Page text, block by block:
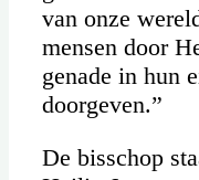
van onze
mensen door
genade in hun
doorgeven.”
De bisschop